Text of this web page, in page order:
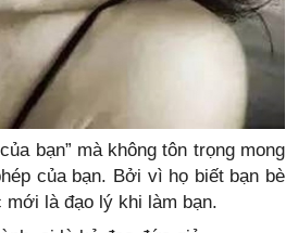
bạn” mà không tôn trọng mong
của bạn. Bởi vì họ biết bạn bè
là đạo lý khi làm bạn.